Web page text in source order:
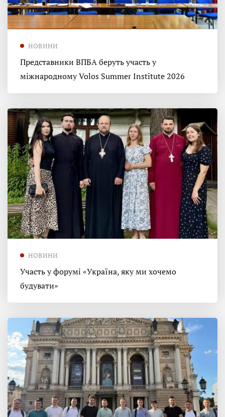
НОВИНИ
Представники ВПБА беруть участь у
міжнародному Volos Summer Institute 2026
НОВИНИ
Участь у форумі «Україна, яку ми хочемо
будувати»